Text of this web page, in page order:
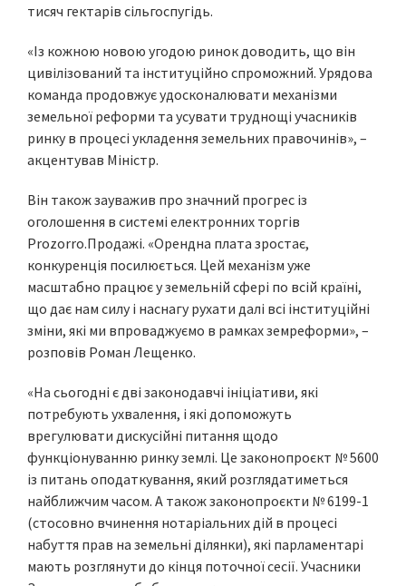
тисяч гектарів сільгоспугідь.
«Із кожною новою угодою ринок доводить, що він
цивілізований та інституційно спроможний. Урядова
команда продовжує удосконалювати механізми
земельної реформи та усувати труднощі учасників
ринку в процесі укладення земельних правочинів», –
акцентував Міністр.
Він також зауважив про значний прогрес із
оголошення в системі електронних торгів
Prozorro.Продажі. «Орендна плата зростає,
конкуренція посилюється. Цей механізм уже
масштабно працює у земельній сфері по всій країні,
що дає нам силу і наснагу рухати далі всі інституційні
зміни, які ми впроваджуємо в рамках земреформи», –
розповів Роман Лещенко.
«На сьогодні є дві законодавчі ініціативи, які
потребують ухвалення, і які допоможуть
врегулювати дискусійні питання щодо
функціонуванню ринку землі. Це законопроєкт № 5600
із питань оподаткування, який розглядатиметься
найближчим часом. А також законопроєкти № 6199-1
(стосовно вчинення нотаріальних дій в процесі
набуття прав на земельні ділянки), які парламентарі
мають розглянути до кінця поточної сесії. Учасники